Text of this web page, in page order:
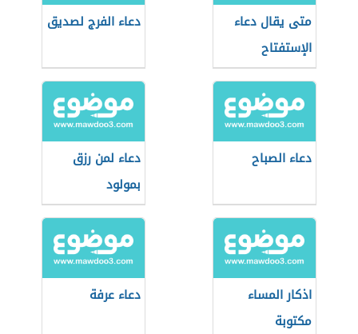
متى يقال دعاء
الإستفتاح
دعاء الفرج لصديق
دعاء الصباح
دعاء لمن رزق
بمولود
اذكار المساء
مكتوبة
دعاء عرفة